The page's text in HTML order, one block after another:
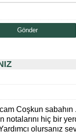
Coşkun sabahın
notalarını hiç bir
olursanız